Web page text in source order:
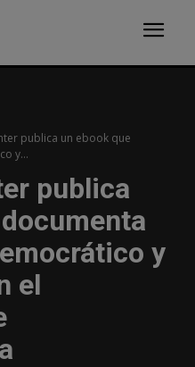
publica un ebook que
y...
publica
y
el